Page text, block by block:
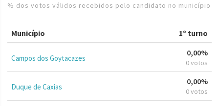
% dos votos válidos recebidos pelo candidato no município
Município 1º turno
Campos dos Goytacazes
0,00%
0 votos
Duque de Caxias
0,00%
0 votos